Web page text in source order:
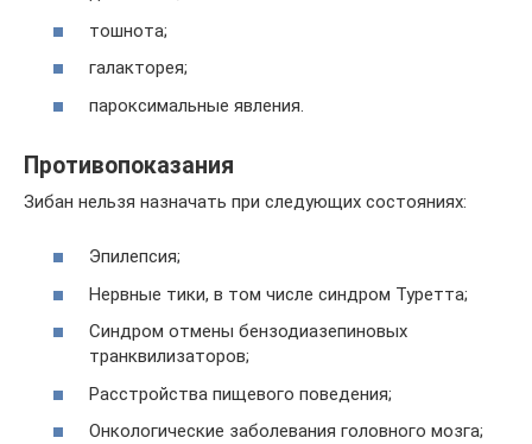
тошнота;
галакторея;
пароксимальные явления.
Противопоказания
Зибан нельзя назначать при следующих состояниях:
Эпилепсия;
Нервные тики, в том числе синдром Туретта;
Синдром отмены бензодиазепиновых
транквилизаторов;
Расстройства пищевого поведения;
Онкологические заболевания головного мозга;